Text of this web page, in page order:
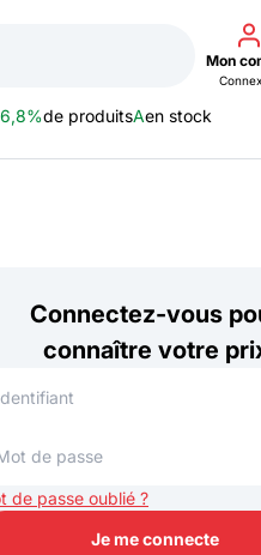
Mon
de produitsAen stock
Connectez-vous
connaître votre
de passe oublié ?
Je me connecte